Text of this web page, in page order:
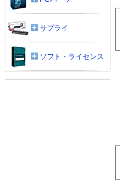
サプライ
ソフト・ライセンス